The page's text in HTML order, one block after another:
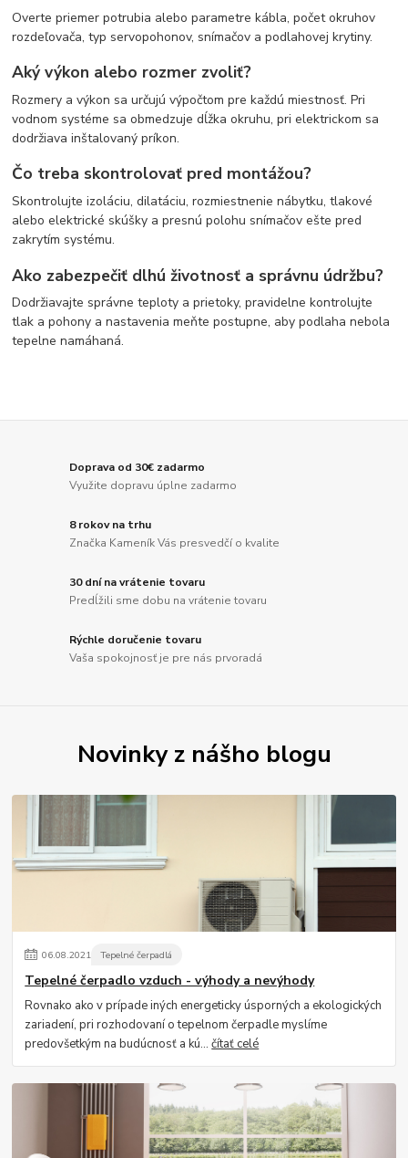
Overte priemer potrubia alebo parametre kábla, počet okruhov
rozdeľovača, typ servopohonov, snímačov a podlahovej krytiny.
Aký výkon alebo rozmer zvoliť?
Rozmery a výkon sa určujú výpočtom pre každú miestnosť. Pri
vodnom systéme sa obmedzuje dĺžka okruhu, pri elektrickom sa
dodržiava inštalovaný príkon.
Čo treba skontrolovať pred montážou?
Skontrolujte izoláciu, dilatáciu, rozmiestnenie nábytku, tlakové
alebo elektrické skúšky a presnú polohu snímačov ešte pred
zakrytím systému.
Ako zabezpečiť dlhú životnosť a správnu údržbu?
Dodržiavajte správne teploty a prietoky, pravidelne kontrolujte
tlak a pohony a nastavenia meňte postupne, aby podlaha nebola
tepelne namáhaná.
Doprava od 30€ zadarmo
Využite dopravu úplne zadarmo
8 rokov na trhu
Značka Kameník Vás presvedčí o kvalite
30 dní na vrátenie tovaru
Predĺžili sme dobu na vrátenie tovaru
Rýchle doručenie tovaru
Vaša spokojnosť je pre nás prvoradá
Novinky z nášho blogu
06.08.2021 Tepelné čerpadlá
Tepelné čerpadlo vzduch - výhody a nevýhody
Rovnako ako v prípade iných energeticky úsporných a ekologických
zariadení, pri rozhodovaní o tepelnom čerpadle myslíme
predovšetkým na budúcnosť a kú...čítať celé